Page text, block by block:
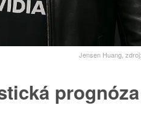
Jensen Huang,
prognóza